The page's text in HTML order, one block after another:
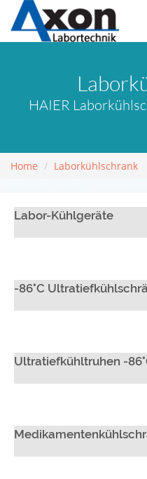
HAIER
Home Laborkühlschrank
Labor-Kühlgeräte
-86°C
Ultratiefkühltruhen -